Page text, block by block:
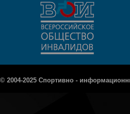
© 2004-2025 Спортивно -